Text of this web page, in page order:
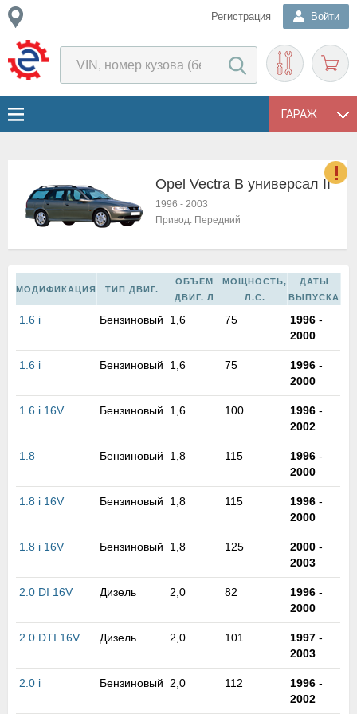
Регистрация Войти
ГАРАЖ
Opel Vectra B универсал II
1996 - 2003
Привод: Передний
МОДИФИКАЦИЯ ТИП ДВИГ.
ОБЪЕМ
ДВИГ. Л
МОЩНОСТЬ,
Л.С.
ДАТЫ
ВЫПУСКА
1.6 i Бензиновый 1,6 75 1996 -
2000
1.6 i Бензиновый 1,6 75 1996 -
2000
1.6 i 16V Бензиновый 1,6 100 1996 -
2002
1.8 Бензиновый 1,8 115 1996 -
2000
1.8 i 16V Бензиновый 1,8 115 1996 -
2000
1.8 i 16V Бензиновый 1,8 125 2000 -
2003
2.0 DI 16V Дизель 2,0 82 1996 -
2000
2.0 DTI 16V Дизель 2,0 101 1997 -
2003
2.0 i Бензиновый 2,0 112 1996 -
2002